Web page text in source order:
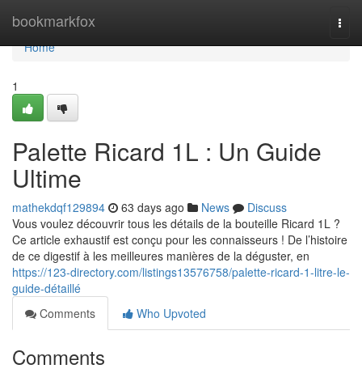
bookmarkfox
Home
Home
1
Palette Ricard 1L : Un Guide
Ultime
mathekdqf129894 63 days ago News
Discuss
Vous voulez découvrir tous les détails de la bouteille Ricard 1L ?
Ce article exhaustif est conçu pour les connaisseurs ! De l’histoire
de ce digestif à les meilleures manières de la déguster, en
https://123-directory.com/listings13576758/palette-ricard-1-litre-le-
guide-détaillé
Comments
Who Upvoted
Comments